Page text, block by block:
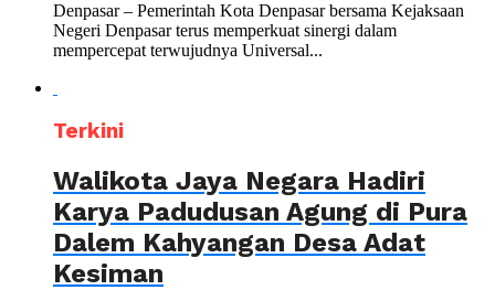
Denpasar – Pemerintah Kota Denpasar bersama Kejaksaan
Negeri Denpasar terus memperkuat sinergi dalam
mempercepat terwujudnya Universal...
Terkini
Walikota Jaya Negara Hadiri
Karya Padudusan Agung di Pura
Dalem Kahyangan Desa Adat
Kesiman